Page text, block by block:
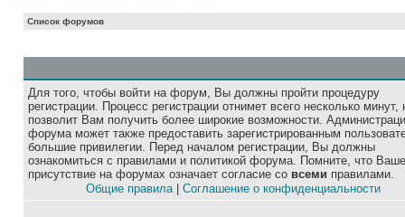
Список форумов
Для того, чтобы войти на форум, Вы должны пройти процедуру
регистрации. Процесс регистрации отнимет всего несколько минут,
позволит Вам получить более широкие возможности.
форума может также предоставить зарегистрированным
большие привилегии. Перед началом регистрации, Вы должны
ознакомиться с правилами и политикой форума. Помните, что Ваше
присутствие на форумах означает согласие со всеми правилами.
Общие правила| Соглашение о конфиденциальности